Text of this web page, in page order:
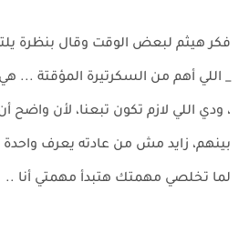
فكر هيثم لبعض الوقت وقال بنظرة
_ اللي أهم من السكرتيرة المؤقتة ...
، ودي اللي لازم تكون تبعنا، لأن
بينهم، زايد مش من عادته يعرف
لما تخلصي مهمتك هتبدأ مهمتي أنا ..